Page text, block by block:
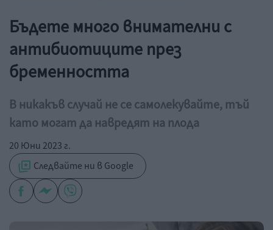
Бъдете много внимателни с
антибиотиците през
бременността
В никакъв случай не се самолекувайте, тъй
като могат да навредят на плода
20 Юни 2023 г.
Следвайте ни в Google